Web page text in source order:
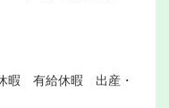
暇 有給休暇 出産・